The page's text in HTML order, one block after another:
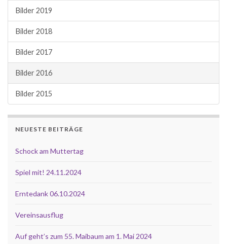
Bilder 2019
Bilder 2018
Bilder 2017
Bilder 2016
Bilder 2015
NEUESTE BEITRÄGE
Schock am Muttertag
Spiel mit! 24.11.2024
Erntedank 06.10.2024
Vereinsausflug
Auf geht’s zum 55. Maibaum am 1. Mai 2024